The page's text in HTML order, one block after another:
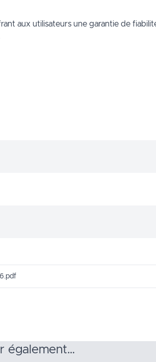
aux utilisateurs une garantie de
également…